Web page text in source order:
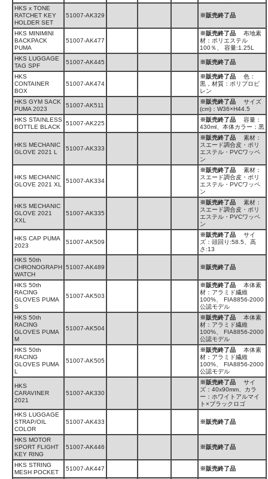
HKS x TONE
RATCHET KEY
HOLDER SET
51007-AK329 ※販売終了品
HKS MINIMINI
BACKPACK
PUMA
51007-AK477
※販売終了品 布地素
材：ポリエステル
100％、 容量:1.25L
HKS LUGGAGE
TAG SPF
51007-AK445 ※販売終了品
HKS
CONTAINER
BOX
51007-AK474
※販売終了品 色：
黒，材質：ポリプロピ
レン
HKS GYM SACK
PUMA 2023
51007-AK511
※販売終了品 サイズ
(cm)：W36×H44.5
HKS STAINLESS
BOTTLE BLACK
51007-AK225
※販売終了品 容量：
430ml、本体カラー：黒
HKS MECHANIC
GLOVE 2021 L
51007-AK333
※販売終了品 素材：
スエード調合皮・ポリ
エステル・PVCワッペ
ン
HKS MECHANIC
GLOVE 2021 XL
51007-AK334
※販売終了品 素材：
スエード調合皮・ポリ
エステル・PVCワッペ
ン
HKS MECHANIC
GLOVE 2021
XXL
51007-AK335
※販売終了品 素材：
スエード調合皮・ポリ
エステル・PVCワッペ
ン
HKS CAP PUMA
2023
51007-AK509
※販売終了品 サイ
ズ：頭回り:58.5、高
さ:13
HKS 50th
CHRONOGRAPH
WATCH
51007-AK489 ※販売終了品
HKS 50th
RACING
GLOVES PUMA
S
51007-AK503
※販売終了品 本体素
材：アラミド繊維
100%、 FIA8856-2000
公認モデル
HKS 50th
RACING
GLOVES PUMA
M
51007-AK504
※販売終了品 本体素
材：アラミド繊維
100%、 FIA8856-2000
公認モデル
HKS 50th
RACING
GLOVES PUMA
L
51007-AK505
※販売終了品 本体素
材：アラミド繊維
100%、 FIA8856-2000
公認モデル
HKS
CARAVINER
2021
51007-AK330
※販売終了品 サイ
ズ：40x90mm、カラ
ー：ホワイトアルマイ
ト×ブラックロゴ
HKS LUGGAGE
STRAP/OIL
COLOR
51007-AK433 ※販売終了品
HKS MOTOR
SPORT FLIGHT
KEY RING
51007-AK446 ※販売終了品
HKS STRING
MESH POCKET
51007-AK447 ※販売終了品